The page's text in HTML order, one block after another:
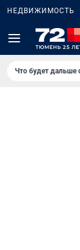
НЕДВИЖИМОСТЬ
Что будет дальше